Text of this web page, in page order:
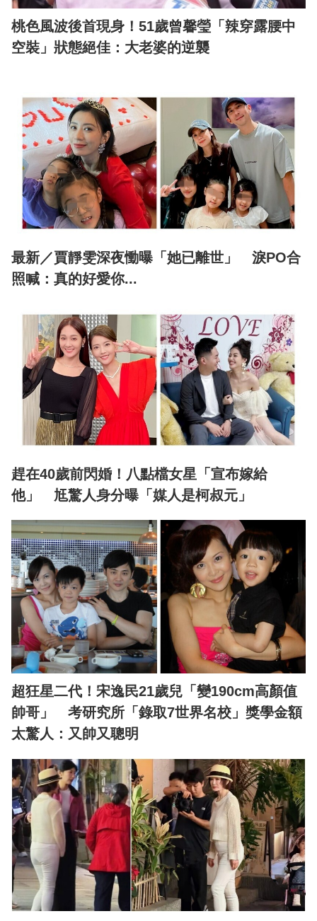
桃色風波後首現身！51歲曾馨瑩「辣穿露腰中
空裝」狀態絕佳：大老婆的逆襲
最新／賈靜雯深夜慟曝「她已離世」 淚PO合
照喊：真的好愛你...
趕在40歲前閃婚！八點檔女星「宣布嫁給
他」 尪驚人身分曝「媒人是柯叔元」
超狂星二代！宋逸民21歲兒「變190cm高顏值
帥哥」 考研究所「錄取7世界名校」獎學金額
太驚人：又帥又聰明